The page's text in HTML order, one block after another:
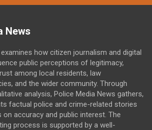
News
how citizen journalism and digital
public perceptions of legitimacy,
among local residents, law
and the wider community. Through
analysis, Police Media News gathers,
factual police and crime-related stories
accuracy and public interest. The
process is supported by a well-